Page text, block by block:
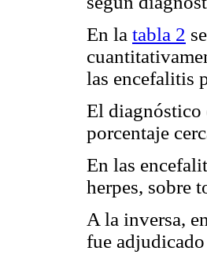
En la tabla 2
las encefalitis
El diagnóstico
porcentaje
En las
herpes, sobre
A la inversa,
fue